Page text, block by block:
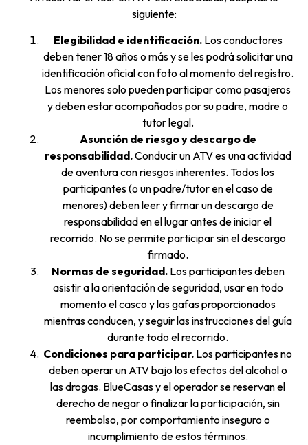
siguiente:
Elegibilidad e identificación.Los conductores
deben tener 18 años o más y se les podrá solicitar una
identificación oficial con foto al momento del registro.
Los menores solo pueden participar como pasajeros
y deben estar acompañados por su padre, madre o
tutor legal.
Asunción de riesgo y descargo de
responsabilidad.Conducir un ATV es una actividad
de aventura con riesgos inherentes. Todos los
participantes (o un padre/tutor en el caso de
menores) deben leer y firmar un descargo de
responsabilidad en el lugar antes de iniciar el
recorrido. No se permite participar sin el descargo
firmado.
Normas de seguridad.Los participantes deben
asistir a la orientación de seguridad, usar en todo
momento el casco y las gafas proporcionados
mientras conducen, y seguir las instrucciones del guía
durante todo el recorrido.
Condiciones para participar. Los participantes no
deben operar un ATV bajo los efectos del alcohol o
las drogas. BlueCasas y el operador se reservan el
derecho de negar o finalizar la participación, sin
reembolso, por comportamiento inseguro o
incumplimiento de estos términos.